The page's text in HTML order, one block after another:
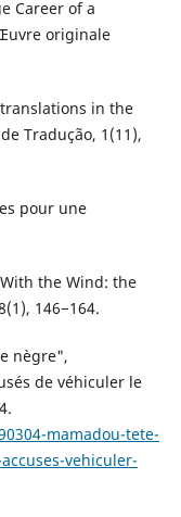
Career of a
originale
in the
Tradução, 1(11),
pour une
With the Wind: the
146−164.
nègre",
de véhiculer le
mamadou-tete-
vehiculer-